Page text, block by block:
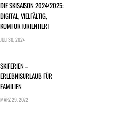
DIE SKISAISON 2024/2025:
DIGITAL, VIELFÄLTIG,
KOMFORTORIENTIERT
JULI 30, 2024
SKIFERIEN –
ERLEBNISURLAUB FÜR
FAMILIEN
MÄRZ 29, 2022